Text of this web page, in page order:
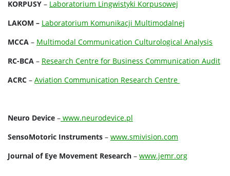
KORPUSY – Laboratorium Lingwistyki Korpusowej
LAKOM – Laboratorium Komunikacji Multimodalnej
MCCA – Multimodal Communication Culturological Analysis
RC-BCA – Research Centre for Business Communication Audit
ACRC – Aviation Communication Research Centre
Neuro Device – www.neurodevice.pl
SensoMotoric Instruments – www.smivision.com
Journal of Eye Movement Research – www.jemr.org